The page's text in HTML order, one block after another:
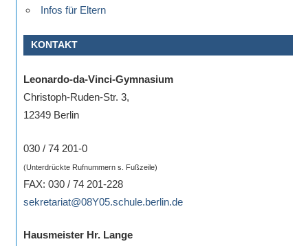
Infos für Eltern
KONTAKT
Leonardo-da-Vinci-Gymnasium
Christoph-Ruden-Str. 3,
12349 Berlin
030 / 74 201-0
(Unterdrückte Rufnummern s. Fußzeile)
FAX: 030 / 74 201-228
sekretariat@08Y05.schule.berlin.de
Hausmeister Hr. Lange